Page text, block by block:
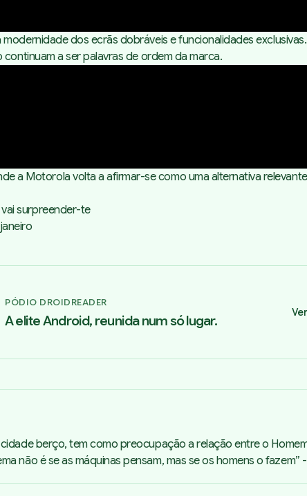
dos ecrãs dobráveis e funcionalidades
a ser palavras de ordem da marca.
a Motorola volta a afirmar-se como uma alternativa
surpreender-te
PÓDIO DROIDREADER
A elite Android, reunida num só lugar.
berço, tem como preocupação a relação entre o
não é se as máquinas pensam, mas se os homens o fazem”